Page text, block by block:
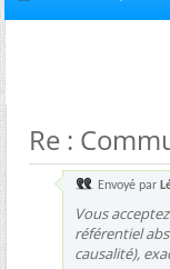
Re :
Envoyé par
Vous
référentiel
causalité),